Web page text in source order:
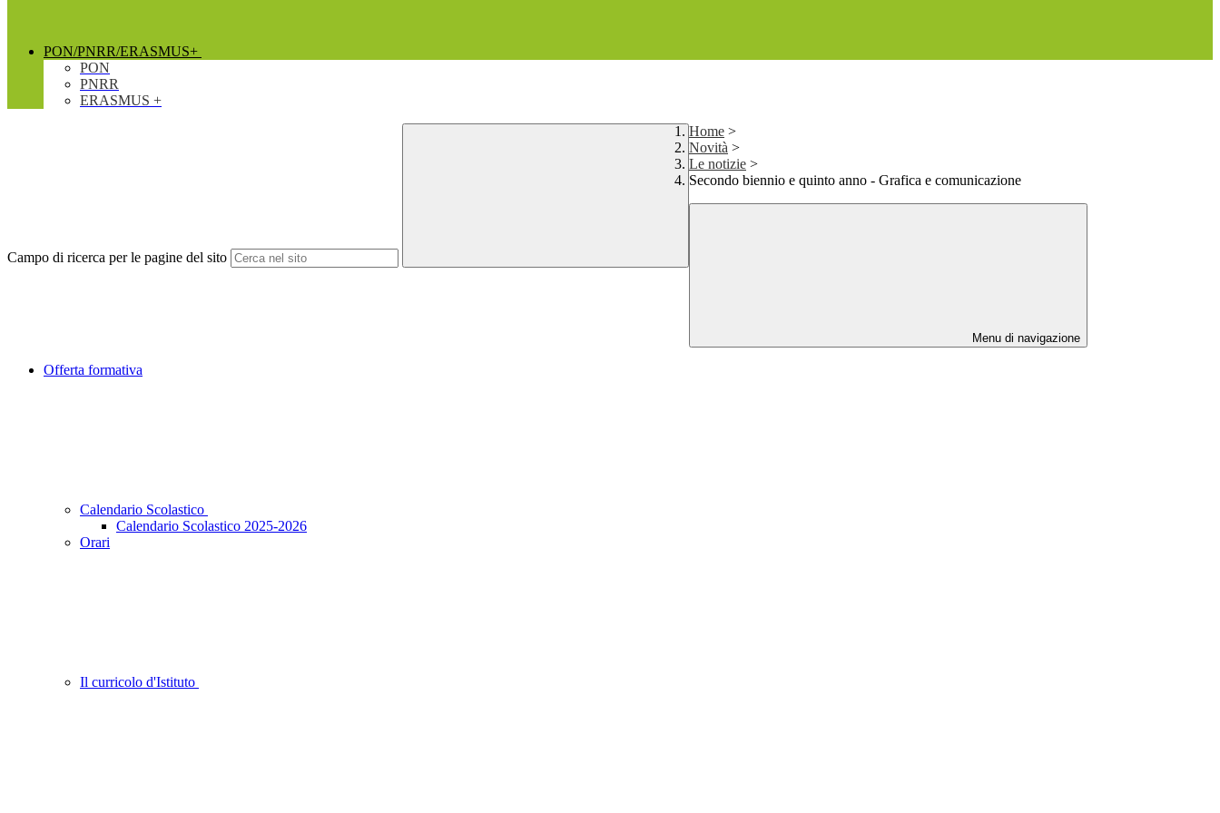
PON/PNRR/ERASMUS+
PON
PNRR
ERASMUS +
Campo di ricerca per le pagine del sito
Home >
Novità >
Le notizie >
Secondo biennio e quinto anno - Grafica e comunicazione
Menu di navigazione
Offerta formativa
Calendario Scolastico
Calendario Scolastico 2025-2026
Orari
Il curricolo d'Istituto